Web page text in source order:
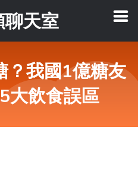
聊天室
？我國1億糖友
大飲食誤區